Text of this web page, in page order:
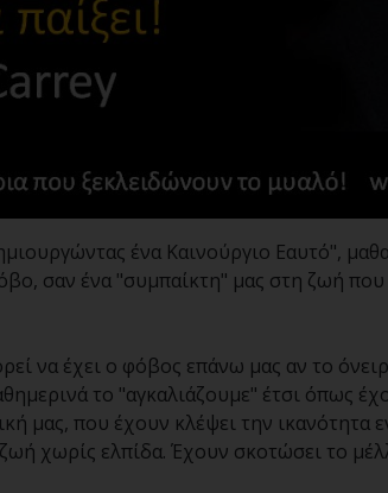
ένα Καινούργιο Εαυτό",
σαν ένα "συμπαίκτη" μας στη ζωή
να έχει ο φόβος επάνω μας αν το
το "αγκαλιάζουμε" έτσι όπως
μας, που έχουν κλέψει την ικανότητα
ζωή χωρίς ελπίδα. Έχουν σκοτώσει το